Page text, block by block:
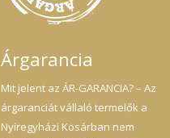
Árgarancia
Mit jelent az ÁR-GARANCIA? – Az
árgaranciát vállaló termelők a
Nyíregyházi Kosárban nem